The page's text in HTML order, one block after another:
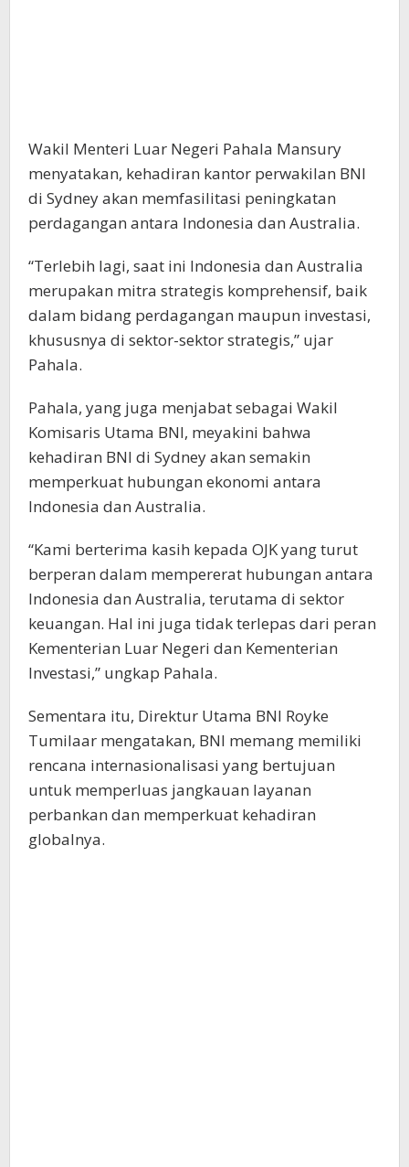
Wakil Menteri Luar Negeri Pahala Mansury
menyatakan, kehadiran kantor perwakilan BNI
di Sydney akan memfasilitasi peningkatan
perdagangan antara Indonesia dan Australia.
“Terlebih lagi, saat ini Indonesia dan Australia
merupakan mitra strategis komprehensif, baik
dalam bidang perdagangan maupun investasi,
khususnya di sektor-sektor strategis,” ujar
Pahala.
Pahala, yang juga menjabat sebagai Wakil
Komisaris Utama BNI, meyakini bahwa
kehadiran BNI di Sydney akan semakin
memperkuat hubungan ekonomi antara
Indonesia dan Australia.
“Kami berterima kasih kepada OJK yang turut
berperan dalam mempererat hubungan antara
Indonesia dan Australia, terutama di sektor
keuangan. Hal ini juga tidak terlepas dari peran
Kementerian Luar Negeri dan Kementerian
Investasi,” ungkap Pahala.
Sementara itu, Direktur Utama BNI Royke
Tumilaar mengatakan, BNI memang memiliki
rencana internasionalisasi yang bertujuan
untuk memperluas jangkauan layanan
perbankan dan memperkuat kehadiran
globalnya.